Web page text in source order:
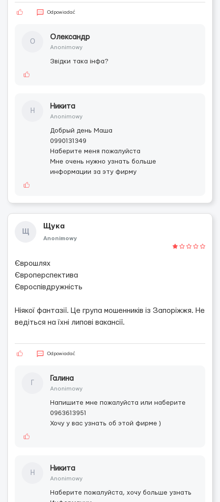
Odpowiadać
О
Олександр
Anonimowy
Звідки така інфа?
Н
Никита
Anonimowy
Добрый день Маша
0990131349
Наберите меня пожалуйста
Мне очень нужно узнать больше
информации за эту фирму
Щ
Щука
Anonimowy
Єврошлях
Європерспектива
Євроспівдружність
Ніякої фантазії. Це група мошенників із Запоріжжя. Не
ведіться на їхні липові вакансії.
Odpowiadać
Галина
Anonimowy
Напишите мне пожалуйста или наберите
0963613951
Хочу у вас узнать об этой фирме )
Н
Никита
Anonimowy
Наберите пожалуйста, хочу больше узнать